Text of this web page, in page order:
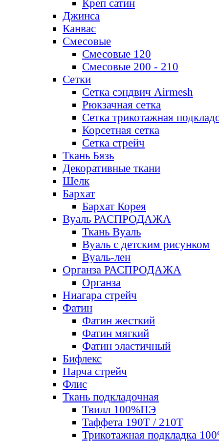
Креп сатин
Джинса
Канвас
Смесовые
Смесовые 120
Смесовые 200 - 210
Сетки
Сетка сэндвич Airmesh
Рюкзачная сетка
Сетка трикотажная
Корсетная сетка
Сетка стрейч
Ткань Бязь
Декоративные ткани
Шелк
Бархат
Бархат Корея
Вуаль РАСПРОДАЖА
Ткань Вуаль
Вуаль с детским рисунком
Вуаль-лен
Органза РАСПРОДАЖА
Органза
Ниагара стрейч
Фатин
Фатин жесткий
Фатин мягкий
Фатин элаcтичный
Бифлекс
Парча стрейч
Флис
Ткань подкладочная
Твилл 100%ПЭ
Таффета 190Т / 210Т
Трикотажная подкладка